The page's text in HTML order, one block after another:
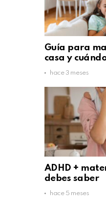
Guía para
casa y
hace 3 meses
ADHD +
debes saber
hace 5 meses